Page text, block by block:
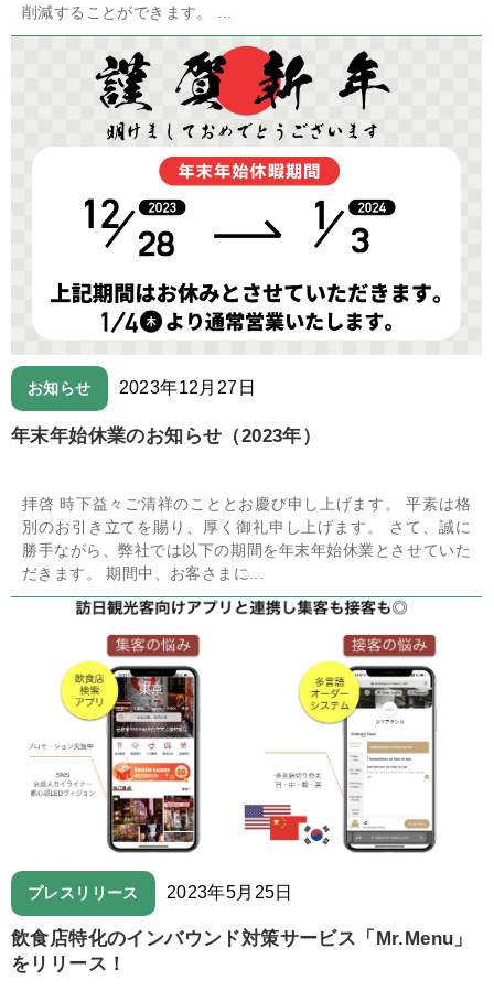
削減することができます。 ...
お知らせ 2023年12月27日
年末年始休業のお知らせ（2023年）
拝啓 時下益々ご清祥のこととお慶び申し上げます。 平素は格
別のお引き立てを賜り、厚く御礼申し上げます。 さて、誠に
勝手ながら、弊社では以下の期間を年末年始休業とさせていた
だきます。 期間中、お客さまに...
プレスリリース 2023年5月25日
飲食店特化のインバウンド対策サービス「Mr.Menu」
をリリース！